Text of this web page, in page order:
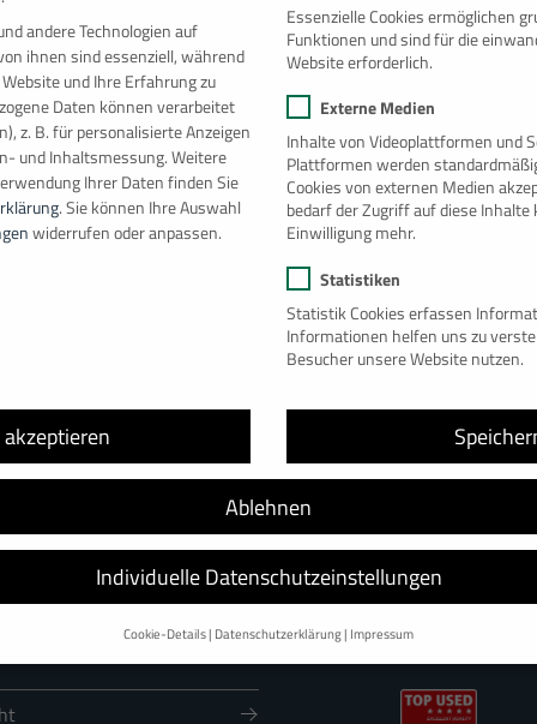
Full Side Access Containers als DJ Platz
der Container als Bonverkaufsstand, Getränke- und
Statik undGenehmigungendurch Baumann Container
Besuche uns
andere Technologien auf
ihnen sind essenziell, während
und Ihre Erfahrung zu
Daten können verarbeitet
z. B. für personalisierte Anzeigen
und Inhaltsmessung.Weitere
Ihrer Daten finden Sie
.Sie können Ihre Auswahl
widerrufen oder anpassen.
Essenzielle Cookies ermöglichen
Funktionen und sind für die
Website erforderlich.
Externe Medien
Inhalte von Videoplattformen und
Plattformen werden
Cookies von externen Medien
bedarf der Zugriff auf diese
Einwilligung mehr.
Statistiken
Statistik Cookies erfassen
Informationen helfen uns zu
Besucher unsere Website nutzen.
Ablehnen
Individuelle Datenschutzeinstellungen
Cookie-Details Datenschutzerklärung Impressum
Datenschutzeinstellungen
andere Technologien auf unserer Website. Einige von ihnen sind